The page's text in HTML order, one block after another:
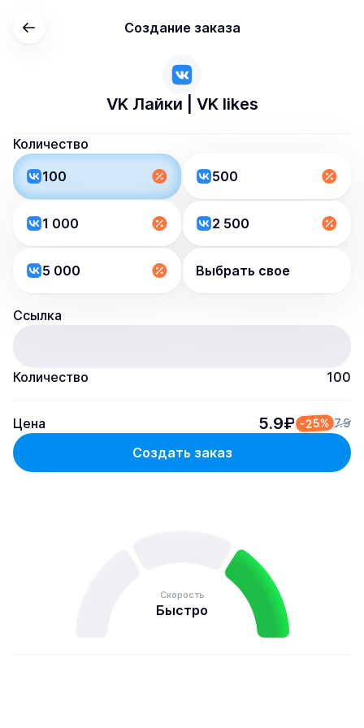
Создание заказа
VK Лайки | VK likes
Количество
100
500
1 000 2 500
5 000 Выбрать свое
Ссылка
Количество 100
Цена 5.9₽ -25% 7.9
Создать заказ
Скорость
Быстро